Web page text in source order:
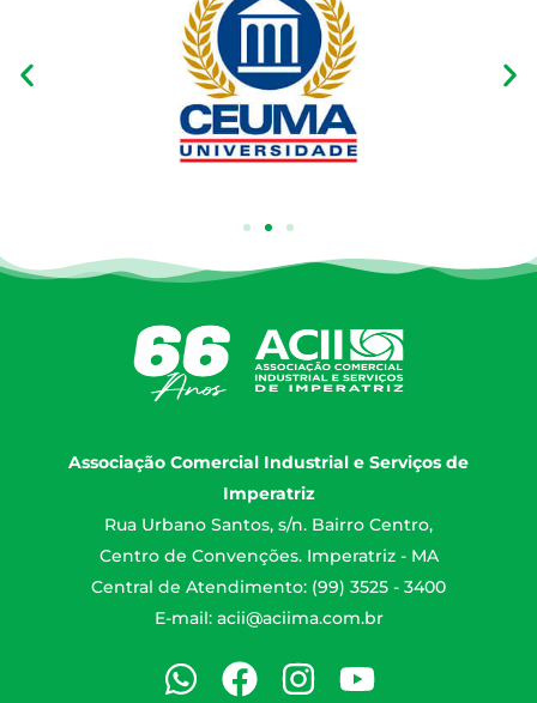
Associação Comercial Industrial e Serviços de
Imperatriz
Rua Urbano Santos, s/n. Bairro Centro,
Centro de Convenções. Imperatriz - MA
Central de Atendimento: (99) 3525 - 3400
E-mail: acii@aciima.com.br